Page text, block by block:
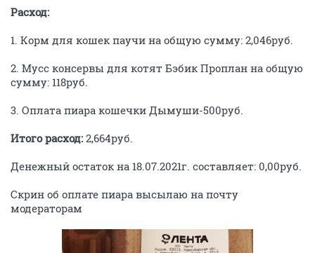
Расход:
1. Корм для кошек паучи на общую сумму: 2,046руб.
2. Мусс консервы для котят Бэбик Проплан на общую
сумму: 118руб.
3. Оплата пиара кошечки Дымуши-500руб.
Итого расход:2,664руб.
Денежный остаток на 18.07.2021г. составляет: 0,00руб.
Скрин об оплате пиара высылаю на почту
модераторам